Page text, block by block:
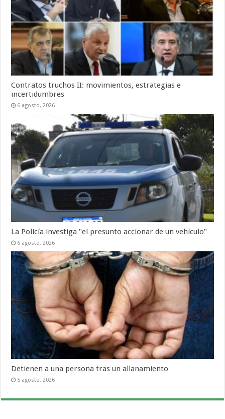
Contratos truchos II: movimientos, estrategias e
incertidumbres
6 agosto, 2026
La Policía investiga "el presunto accionar de un vehículo"
6 agosto, 2026
Detienen a una persona tras un allanamiento
5 agosto, 2026